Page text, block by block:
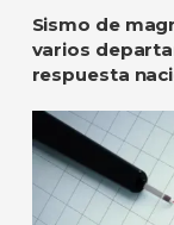
Sismo de
varios
respuesta